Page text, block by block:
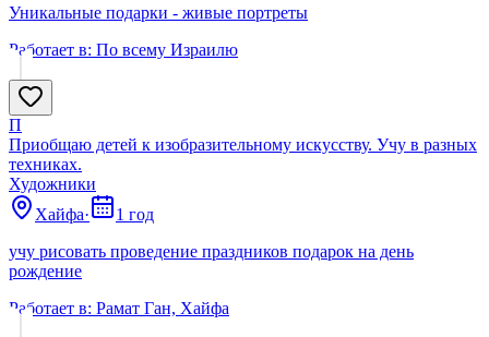
Уникальные подарки - живые портреты
Работает в: По всему Израилю
П
Приобщаю детей к изобразительному искусству. Учу в разных
техниках.
Художники
Хайфа·
1 год
учу рисовать проведение праздников подарок на день
рождение
Работает в: Рамат Ган, Хайфа